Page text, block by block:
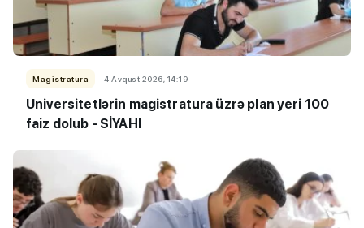
Magistratura 4 Avqust 2026, 14:19
Universitetlərin magistratura üzrə plan yeri 100
faiz dolub - SİYAHI